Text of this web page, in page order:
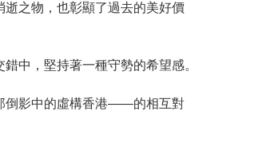
逝之物，也彰顯了過去的美好價
中，堅持著一種守勢的希望感。
倒影中的虛構香港——的相互對